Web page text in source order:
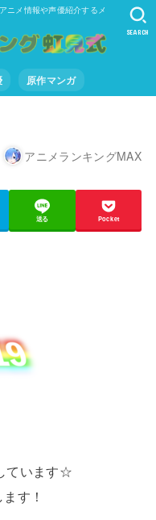
ニメ情報や声優紹介するメ
原作マンガ
SEARCH
アニメランキングMAX
送る Pocket
ています☆
す！